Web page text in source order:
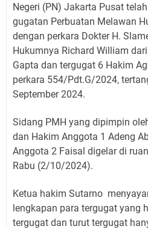
Negeri (PN) Jakarta Pusat
gugatan Perbuatan Melawan
dengan perkara Dokter H.
Hukumnya Richard William
Gapta dan tergugat 6 Hakim
perkara 554/Pdt.G/2024,
September 2024.
Sidang PMH yang dipimpin
dan Hakim Anggota 1 Adeng
Anggota 2 Faisal digelar di
Rabu (2/10/2024).
Ketua hakim Sutarno
lengkapan para tergugat yang
tergugat dan turut tergugat